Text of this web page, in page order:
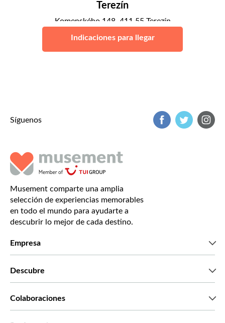
Terezín
Komenského 148, 411 55 Terezín
Indicaciones para llegar
Síguenos
Musement comparte una amplia
selección de experiencias memorables
en todo el mundo para ayudarte a
descubrir lo mejor de cada destino.
Empresa
Descubre
Colaboraciones